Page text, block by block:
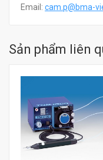
Email: cam.p@bma-
Sản phẩm liên